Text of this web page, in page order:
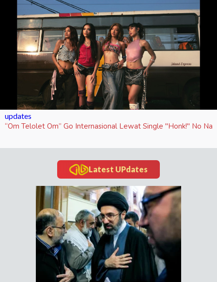
updates
“Om Telolet Om” Go Internasional Lewat Single "Honk!" No Na
Latest UPdates